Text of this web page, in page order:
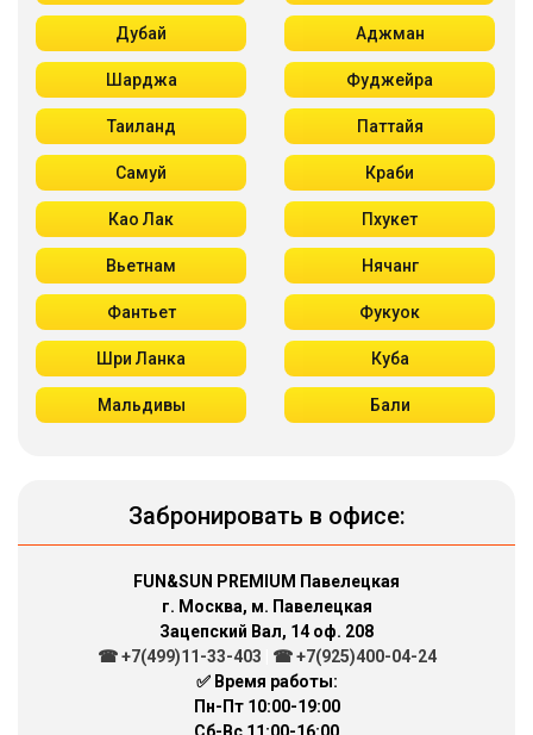
Дубай Аджман
Шарджа Фуджейра
Таиланд Паттайя
Самуй Краби
Као Лак Пхукет
Вьетнам Нячанг
Фантьет Фукуок
Шри Ланка Куба
Мальдивы Бали
Забронировать в офисе:
FUN&SUN PREMIUM Павелецкая
г. Москва, м. Павелецкая
Зацепский Вал, 14 оф. 208
☎ +7(499)11-33-403
☎ +7(925)400-04-24
✅ Время работы:
Пн-Пт 10:00-19:00